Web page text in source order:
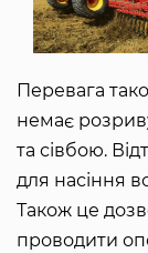
Перевага
немає
та сівбою.
для насіння
Також це
проводити